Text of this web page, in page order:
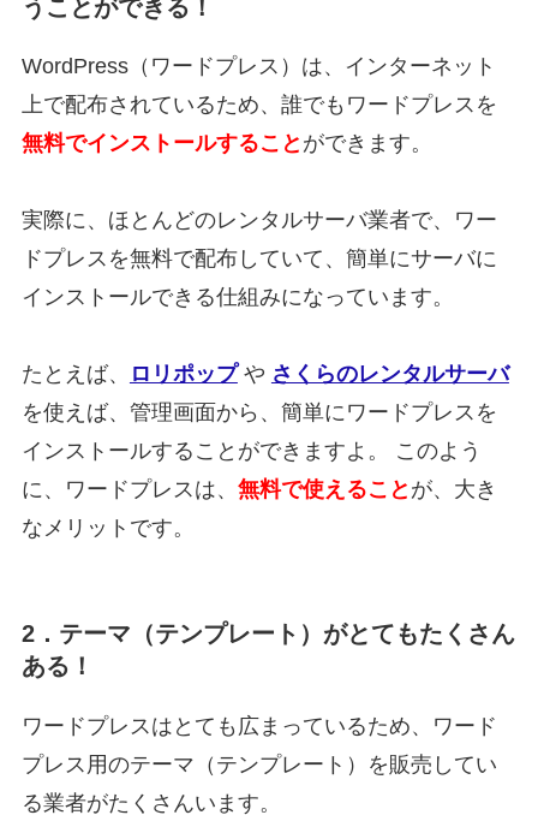
うことができる！
WordPress（ワードプレス）は、インターネット
上で配布されているため、誰でもワードプレスを
無料でインストールすること ができます。
実際に、ほとんどのレンタルサーバ業者で、ワー
ドプレスを無料で配布していて、簡単にサーバに
インストールできる仕組みになっています。
たとえば、 ロリポップや さくらのレンタルサーバ
を使えば、管理画面から、簡単にワードプレスを
インストールすることができますよ。 このよう
に、ワードプレスは、 無料で使えること が、大き
なメリットです。
2．テーマ（テンプレート）がとてもたくさん
ある！
ワードプレスはとても広まっているため、ワード
プレス用のテーマ（テンプレート）を販売してい
る業者がたくさんいます。